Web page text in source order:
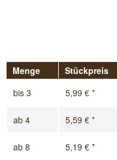
Menge Stückpreis
bis 3 5,99 € *
ab 4 5,59 € *
ab 8 5,19 € *